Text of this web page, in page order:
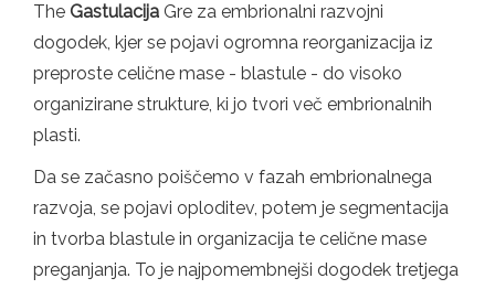
The Gastulacija Gre za embrionalni razvojni
dogodek, kjer se pojavi ogromna reorganizacija iz
preproste celične mase - blastule - do visoko
organizirane strukture, ki jo tvori več embrionalnih
plasti.
Da se začasno poiščemo v fazah embrionalnega
razvoja, se pojavi oploditev, potem je segmentacija
in tvorba blastule in organizacija te celične mase
preganjanja. To je najpomembnejši dogodek tretjega